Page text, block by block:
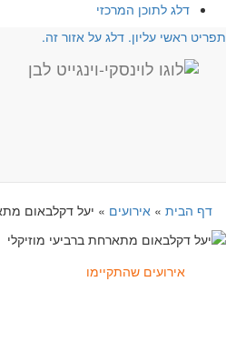
דלג לתוכן המרכזי
ראשי עליון. דלג על אזור זה.
דף הבית» אירועים» יעל דקלבאום
אירועים שהתקיימו